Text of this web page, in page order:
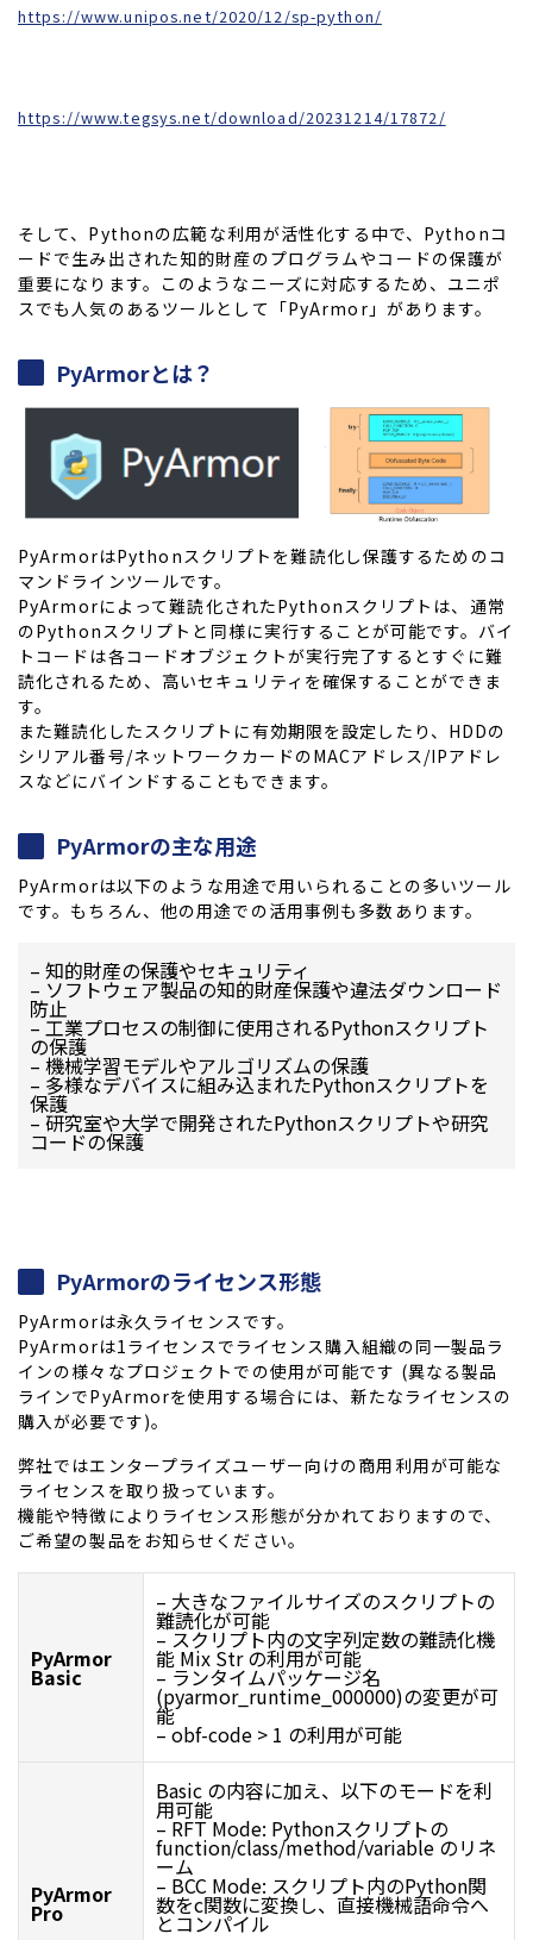
https://www.unipos.net/2020/12/sp-python/
https://www.tegsys.net/download/20231214/17872/
そして、Pythonの広範な利用が活性化する中で、Pythonコ
ードで生み出された知的財産のプログラムやコードの保護が
重要になります。このようなニーズに対応するため、ユニポ
スでも人気のあるツールとして「PyArmor」があります。
PyArmorとは？
PyArmorはPythonスクリプトを難読化し保護するためのコ
マンドラインツールです。
PyArmorによって難読化されたPythonスクリプトは、通常
のPythonスクリプトと同様に実行することが可能です。バイ
トコードは各コードオブジェクトが実行完了するとすぐに難
読化されるため、高いセキュリティを確保することができま
す。
また難読化したスクリプトに有効期限を設定したり、HDDの
シリアル番号/ネットワークカードのMACアドレス/IPアドレ
スなどにバインドすることもできます。
PyArmorの主な用途
PyArmorは以下のような用途で用いられることの多いツール
です。もちろん、他の用途での活用事例も多数あります。
– 知的財産の保護やセキュリティ
– ソフトウェア製品の知的財産保護や違法ダウンロード
防止
– 工業プロセスの制御に使用されるPythonスクリプト
の保護
– 機械学習モデルやアルゴリズムの保護
– 多様なデバイスに組み込まれたPythonスクリプトを
保護
– 研究室や大学で開発されたPythonスクリプトや研究
コードの保護
PyArmorのライセンス形態
PyArmorは永久ライセンスです。
PyArmorは1ライセンスでライセンス購入組織の同一製品ラ
インの様々なプロジェクトでの使用が可能です (異なる製品
ラインでPyArmorを使用する場合には、新たなライセンスの
購入が必要です)。
弊社ではエンタープライズユーザー向けの商用利用が可能な
ライセンスを取り扱っています。
機能や特徴によりライセンス形態が分かれておりますので、
ご希望の製品をお知らせください。
PyArmor
Basic
– 大きなファイルサイズのスクリプトの
難読化が可能
– スクリプト内の文字列定数の難読化機
能 Mix Str の利用が可能
– ランタイムパッケージ名
(pyarmor_runtime_000000)の変更が可
能
– obf-code > 1 の利用が可能
PyArmor
Pro
Basic の内容に加え、以下のモードを利
用可能
– RFT Mode: Pythonスクリプトの
function/class/method/variable のリネ
ーム
– BCC Mode: スクリプト内のPython関
数をc関数に変換し、直接機械語命令へ
とコンパイル